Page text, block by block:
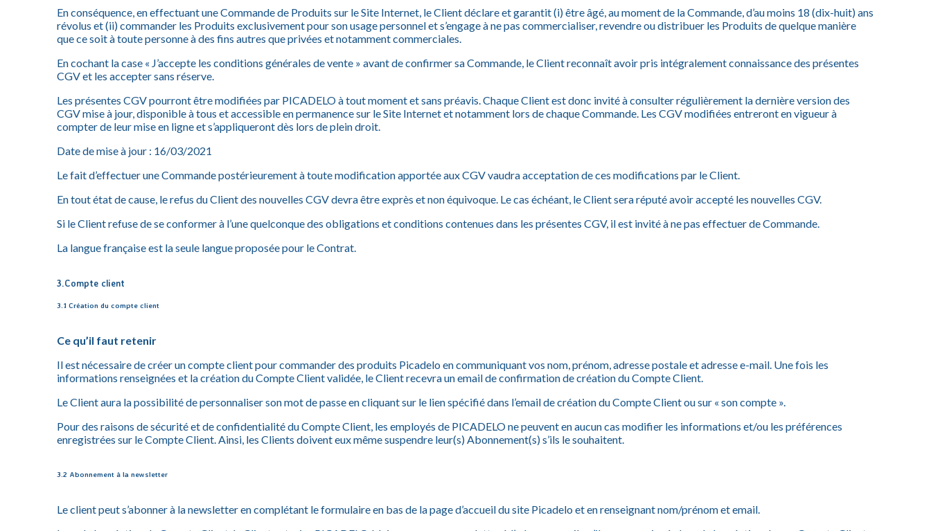
En conséquence, en effectuant une Commande de Produits sur le Site Internet, le Client déclare et garantit (i) être âgé, au moment de la Commande, d’au moins 18 (dix-huit) ans
révolus et (ii) commander les Produits exclusivement pour son usage personnel et s’engage à ne pas commercialiser, revendre ou distribuer les Produits de quelque manière
que ce soit à toute personne à des fins autres que privées et notamment commerciales.
En cochant la case « J’accepte les conditions générales de vente » avant de confirmer sa Commande, le Client reconnaît avoir pris intégralement connaissance des présentes
CGV et les accepter sans réserve.
Les présentes CGV pourront être modifiées par PICADELO à tout moment et sans préavis. Chaque Client est donc invité à consulter régulièrement la dernière version des
CGV mise à jour, disponible à tous et accessible en permanence sur le Site Internet et notamment lors de chaque Commande. Les CGV modifiées entreront en vigueur à
compter de leur mise en ligne et s’appliqueront dès lors de plein droit.
Date de mise à jour : 16/03/2021
Le fait d’effectuer une Commande postérieurement à toute modification apportée aux CGV vaudra acceptation de ces modifications par le Client.
En tout état de cause, le refus du Client des nouvelles CGV devra être exprès et non équivoque. Le cas échéant, le Client sera réputé avoir accepté les nouvelles CGV.
Si le Client refuse de se conformer à l’une quelconque des obligations et conditions contenues dans les présentes CGV, il est invité à ne pas effectuer de Commande.
La langue française est la seule langue proposée pour le Contrat.
3.Compte client
3.1 Création du compte client
Ce qu’il faut retenir
Il est nécessaire de créer un compte client pour commander des produits Picadelo en communiquant vos nom, prénom, adresse postale et adresse e-mail. Une fois les
informations renseignées et la création du Compte Client validée, le Client recevra un email de confirmation de création du Compte Client.
Le Client aura la possibilité de personnaliser son mot de passe en cliquant sur le lien spécifié dans l’email de création du Compte Client ou sur « son compte ».
Pour des raisons de sécurité et de confidentialité du Compte Client, les employés de PICADELO ne peuvent en aucun cas modifier les informations et/ou les préférences
enregistrées sur le Compte Client. Ainsi, les Clients doivent eux même suspendre leur(s) Abonnement(s) s’ils le souhaitent.
3.2 Abonnement à la newsletter
Le client peut s’abonner à la newsletter en complétant le formulaire en bas de la page d’accueil du site Picadelo et en renseignant nom/prénom et email.